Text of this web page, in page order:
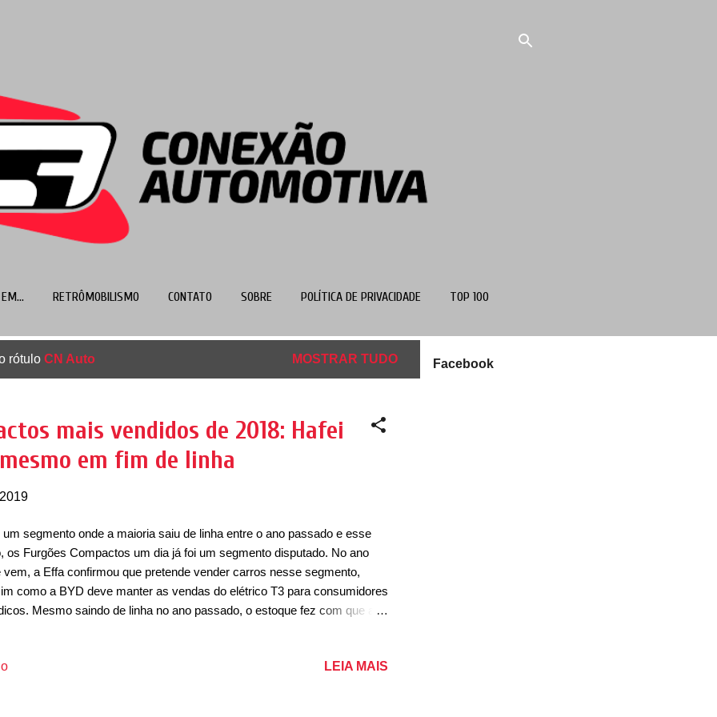
RETRÔMOBILISMO CONTATO SOBRE POLÍTICA DE PRIVACIDADE TOP 100
Facebook
rótulo CN Auto MOSTRAR TUDO
mais vendidos de 2018: Hafei
em fim de linha
um segmento onde a maioria saiu de linha entre o ano passado e esse
os Furgões Compactos um dia já foi um segmento disputado. No ano
vem, a Effa confirmou que pretende vender carros nesse segmento,
como a BYD deve manter as vendas do elétrico T3 para consumidores
Mesmo saindo de linha no ano passado, o estoque fez com que a
começa apenas com a BYD T3 em linha, cara por ser um carroLEIA MAIS